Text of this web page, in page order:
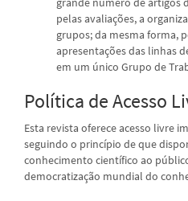
pelas avaliações, a
grupos; da mesma forma,
apresentações das linhas
em um único Grupo de
Política de Acesso
Esta revista oferece acesso livre
seguindo o princípio de que
conhecimento científico ao
democratização mundial do